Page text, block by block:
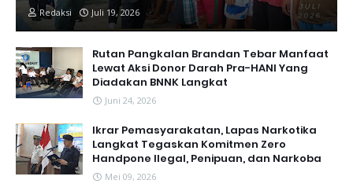
Redaksi Juli 19, 2026
Rutan Pangkalan Brandan Tebar Manfaat
Lewat Aksi Donor Darah Pra-HANI Yang
Diadakan BNNK Langkat
Juni 24, 2026
Ikrar Pemasyarakatan, Lapas Narkotika
Langkat Tegaskan Komitmen Zero
Handpone llegal, Penipuan, dan Narkoba
Mei 09, 2026